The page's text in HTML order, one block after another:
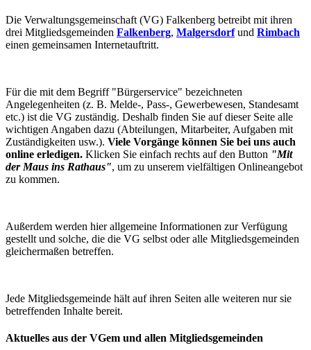
Die Verwaltungsgemeinschaft (VG) Falkenberg betreibt mit ihren
drei Mitgliedsgemeinden Falkenberg, Malgersdorfund Rimbach
einen gemeinsamen Internetauftritt.
Für die mit dem Begriff "Bürgerservice" bezeichneten
Angelegenheiten (z. B. Melde-, Pass-, Gewerbewesen, Standesamt
etc.) ist die VG zuständig. Deshalb finden Sie auf dieser Seite alle
wichtigen Angaben dazu (Abteilungen, Mitarbeiter, Aufgaben mit
Zuständigkeiten usw.). Viele Vorgänge können Sie bei uns auch
online erledigen. Klicken Sie einfach rechts auf den Button "Mit
der Maus ins Rathaus", um zu unserem vielfältigen Onlineangebot
zu kommen.
Außerdem werden hier allgemeine Informationen zur Verfügung
gestellt und solche, die die VG selbst oder alle Mitgliedsgemeinden
gleichermaßen betreffen.
Jede Mitgliedsgemeinde hält auf ihren Seiten alle weiteren nur sie
betreffenden Inhalte bereit.
Aktuelles aus der VGem und allen Mitgliedsgemeinden